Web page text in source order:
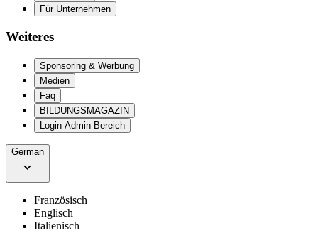
Für Unternehmen
Weiteres
Sponsoring & Werbung
Medien
Faq
BILDUNGSMAGAZIN
Login Admin Bereich
German
Französisch
Englisch
Italienisch